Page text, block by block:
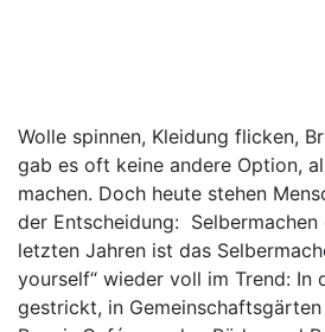
Wolle spinnen, Kleidung flicken,
gab es oft keine andere Option,
machen. Doch heute stehen
der Entscheidung: Selbermachen
letzten Jahren ist das
yourself“ wieder voll im Trend: In
gestrickt, in